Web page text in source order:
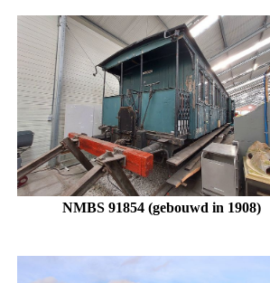
NMBS 91854 (gebouwd in 1908)